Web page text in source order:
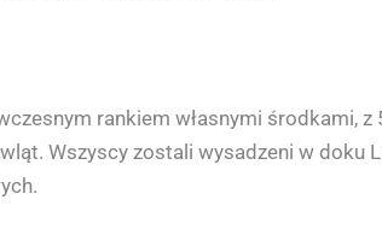
rankiem własnymi środkami,
Wszyscy zostali wysadzeni w doku